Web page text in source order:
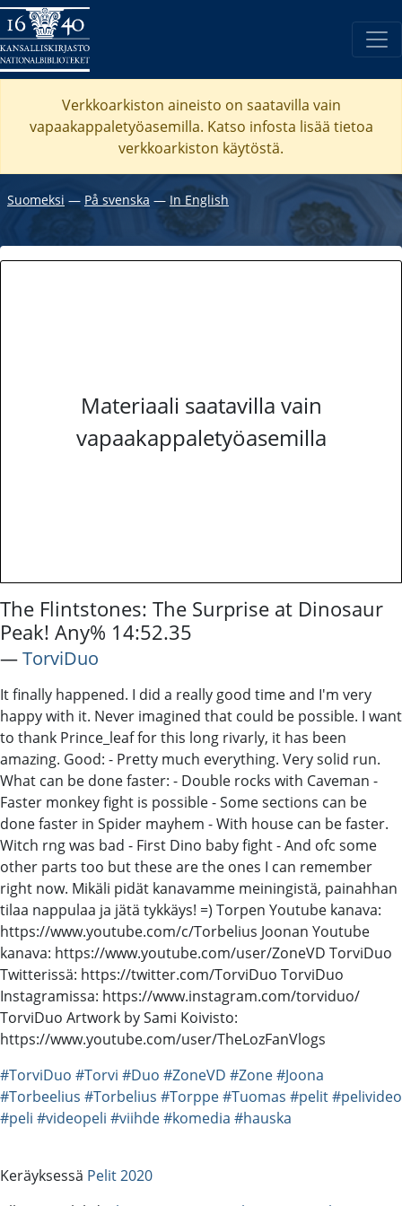
Verkkoarkiston aineisto on saatavilla vain
vapaakappaletyöasemilla. Katso infosta lisää tietoa
verkkoarkiston käytöstä.
Suomeksi ― På svenska ― In English
Materiaali saatavilla vain
vapaakappaletyöasemilla
The Flintstones: The Surprise at Dinosaur
Peak! Any% 14:52.35
―TorviDuo
It finally happened. I did a really good time and I'm very
happy with it. Never imagined that could be possible. I want
to thank Prince_leaf for this long rivarly, it has been
amazing. Good: - Pretty much everything. Very solid run.
What can be done faster: - Double rocks with Caveman -
Faster monkey fight is possible - Some sections can be
done faster in Spider mayhem - With house can be faster.
Witch rng was bad - First Dino baby fight - And ofc some
other parts too but these are the ones I can remember
right now. Mikäli pidät kanavamme meiningistä, painahhan
tilaa nappulaa ja jätä tykkäys! =) Torpen Youtube kanava:
https://www.youtube.com/c/Torbelius Joonan Youtube
kanava: https://www.youtube.com/user/ZoneVD TorviDuo
Twitterissä: https://twitter.com/TorviDuo TorviDuo
Instagramissa: https://www.instagram.com/torviduo/
TorviDuo Artwork by Sami Koivisto:
https://www.youtube.com/user/TheLozFanVlogs
#TorviDuo #Torvi #Duo #ZoneVD #Zone#Joona
#Torbeelius #Torbelius #Torppe#Tuomas #pelit#pelivideo
#peli #videopeli #viihde#komedia #hauska
Keräyksessä Pelit 2020